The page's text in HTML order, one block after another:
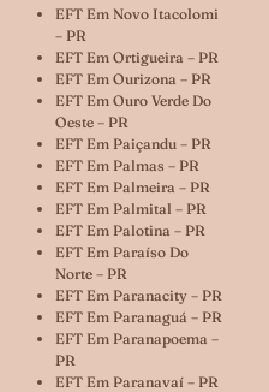
EFT Em Novo Itacolomi
– PR
EFT Em Ortigueira – PR
EFT Em Ourizona – PR
EFT Em Ouro Verde Do
Oeste – PR
EFT Em Paiçandu – PR
EFT Em Palmas – PR
EFT Em Palmeira – PR
EFT Em Palmital – PR
EFT Em Palotina – PR
EFT Em Paraíso Do
Norte – PR
EFT Em Paranacity – PR
EFT Em Paranaguá – PR
EFT Em Paranapoema –
PR
EFT Em Paranavaí – PR